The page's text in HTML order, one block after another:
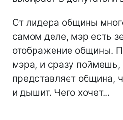
От лидера общины
самом деле, мэр есть
отображение общины.
мэра, и сразу поймешь,
представляет община,
и дышит. Чего хочет...